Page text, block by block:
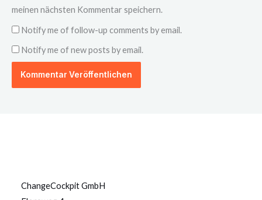
meinen nächsten Kommentar speichern.
Notify me of follow-up comments by email.
Notify me of new posts by email.
ChangeCockpit GmbH